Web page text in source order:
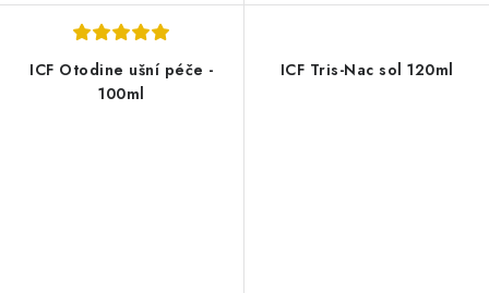
ICF Otodine ušní péče -
100ml
ICF Tris-Nac sol 120ml